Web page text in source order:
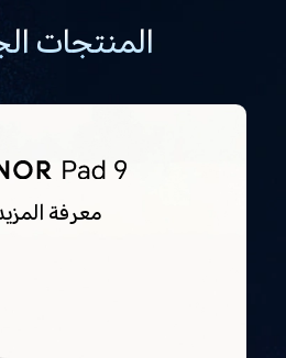
المنتجات
معرفة